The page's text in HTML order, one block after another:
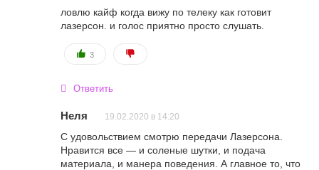
ловлю кайф когда вижу по телеку как готовит
лазерсон. и голос приятно просто слушать.
3
Ответить
Неля 19.02.2020 в 14:20
С удовольствием смотрю передачи Лазерсона.
Нравится все — и соленые шутки, и подача
материала, и манера поведения. А главное то, что